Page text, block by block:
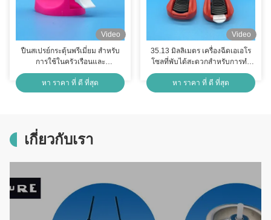
Video
ปืนสเปรย์กระตุ้นพรีเมี่ยม สําหรับ
การใช้ในครัวเรือนและ
อุตสาหกรรม ปืนสเปรย์ปรับได้
หา ราคา ที่ ดี ที่สุด
Video
35.13 มิลลิเมตร เครื่องฉีดเอเอโร
โซลที่พับได้สะดวกสําหรับการทํา
ความสะอาด สเปรย์ ความจุสูงและ
การใช้งานหลากหลาย
หา ราคา ที่ ดี ที่สุด
เกี่ยวกับเรา